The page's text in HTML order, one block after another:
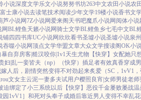
小说深度文学乐文小说努努书坊263中文农田小说农
富士康小说去读笔技术阅读少年文学19楼小说香书文
芦小说网7Z小说网爱来阁 天书吧魔爪小说网 阅体小说
网BL鲤鱼 天籁小说网骑士文学BL鲤鱼乡七毛中文BL
铺四四书库UC小说网 欣欣看书圣墟小说圣墟小说泉
吞噬小说网顶点文学华盟文章大众文学搜读阁OK小
暴自弃房客|糙汉咬你|1v1天生尤物【快穿】 女配她只
妇|乱一妾皆夫（np） （快穿）插足者有效真香穿成
嫁人后，剧情突然变得不对劲起来炙爱（SC，1vV1，
文女主云泥一妻多夫试用户樱照良宵|女师男徒老师
迫绑定了小三系统以后【快穿】 恶役千金屡败屡战温
1vV1］ 和死对头奉子成婚后靠近男人变得不幸乱